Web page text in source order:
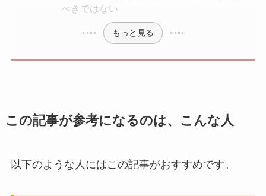
べきではない
もっと見る
この記事が参考になるのは、こんな人
以下のような人にはこの記事がおすすめです。